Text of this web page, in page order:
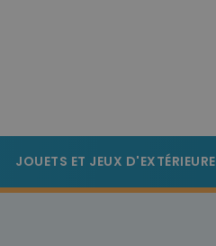
JOUETS ET JEUX D'EXTÉRIEURE